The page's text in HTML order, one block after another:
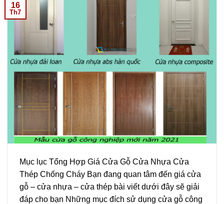
16
Th7
Mục lục Tổng Hợp Giá Cửa Gỗ Cửa Nhựa Cửa
Thép Chống Cháy Bạn đang quan tâm đến giá cửa
gỗ – cửa nhựa – cửa thép bài viết dưới đây sẽ giải
đáp cho bạn Những mục đích sử dụng cửa gỗ công